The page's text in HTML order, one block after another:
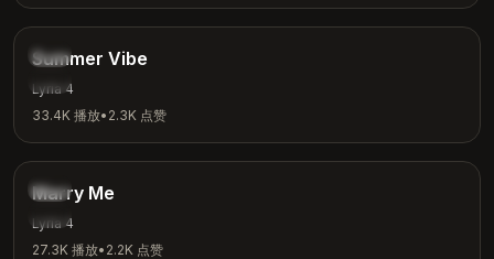
放松
Summer Vibe
Lyria 4
33.4K 播放• 2.3K 点赞
浪漫
Marry Me
Lyria 4
27.3K 播放• 2.2K 点赞